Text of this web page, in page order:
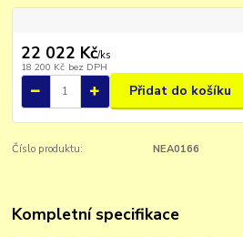
22 022 Kč/ks
18 200 Kč bez DPH
Přidat do košíku
Číslo produktu: NEA0166
Kompletní specifikace